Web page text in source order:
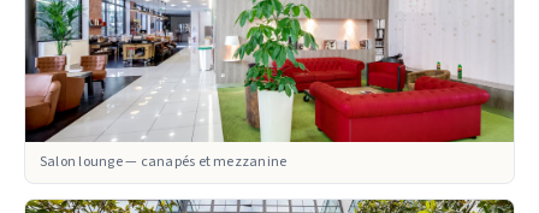
Salon lounge — canapés et mezzanine